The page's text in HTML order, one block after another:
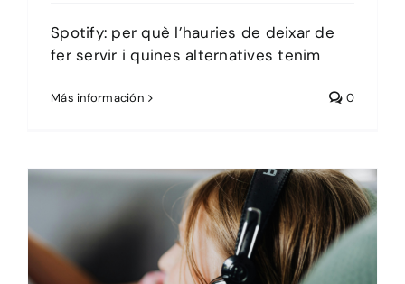
Spotify: per què l’hauries de deixar de
fer servir i quines alternatives tenim
Más información 0